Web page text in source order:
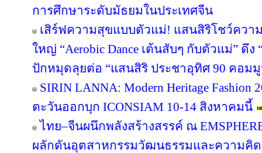
การศึกษาระดับมัธยมในประเทศจีน
เสิร์ฟความสุขแบบตัวแม่! แสนสิริโชว์ความ
ใหญ่ “Aerobic Dance เต้นสับๆ กับตัวแม่” ดึ
ปักหมุดลุยต่อ “แสนสิริ ประชาอุทิศ 90 คอม
SIRIN LANNA: Modern Heritage
ตะวันออกบุก ICONSIAM 10-14 สิงหาคมนี้
ไทย–จีนผนึกพลังสร้างสรรค์ ณ
ผลักดันอุตสาหกรรมวัฒนธรรมและความคิด